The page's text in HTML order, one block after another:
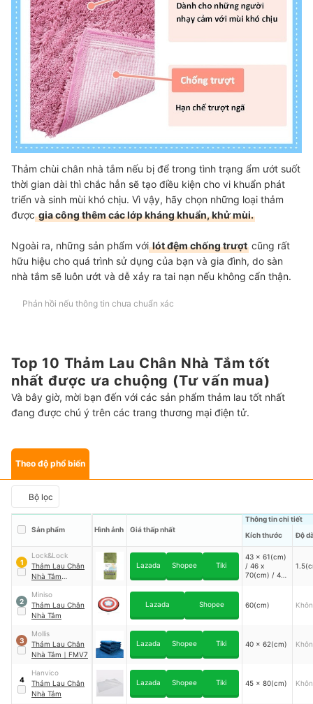
Thảm chùi chân nhà tắm nếu bị để trong tình trạng ẩm ướt suốt
thời gian dài thì chắc hẳn sẽ tạo điều kiện cho vi khuẩn phát
triển và sinh mùi khó chịu. Vì vậy, hãy chọn những loại thảm
đượcgia công thêm các lớp kháng khuẩn, khử mùi.
Ngoài ra, những sản phẩm vớilót đệm chống trượt cũng rất
hữu hiệu cho quá trình sử dụng của bạn và gia đình, do sàn
nhà tắm sẽ luôn ướt và dễ xảy ra tai nạn nếu không cẩn thận.
Phản hồi nếu thông tin chưa chuẩn xác
Top 10 Thảm Lau Chân Nhà Tắm tốt
nhất được ưa chuộng (Tư vấn mua)
Và bây giờ, mời bạn đến với các sản phẩm thảm lau tốt nhất
đang được chú ý trên các trang thương mại điện tử.
Theo độ phổ biến
Bộ lọc
Sản phẩm Hình ảnh Giá thấp nhất
Thông tin chi tiết
Kích thước
Độ
1
Lock&Lock
Thảm Lau Chân
Nhà Tắm
Lazada Shopee Tiki
43 x 61(cm)
/ 46 x
70(cm) / 43
2
Miniso
Thảm Lau Chân
Nhà Tắm
Lazada Shopee 60(cm)
3
Mollis
Thảm Lau Chân
Nhà Tắm ｜ FMV7
Lazada Shopee Tiki 40 x 62(cm)
4
Hanvico
Thảm Lau Chân
Nhà Tắm
Lazada Shopee Tiki 45 x 80(cm)